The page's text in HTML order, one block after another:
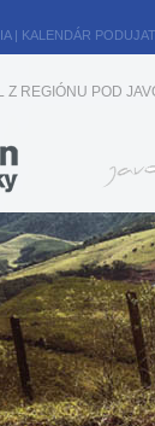
| KALENDÁR
Z REGIÓNU POD